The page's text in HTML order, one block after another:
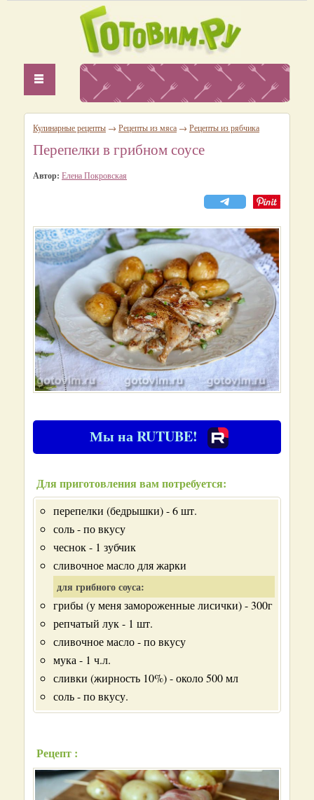
Кулинарные рецепты → Рецепты из мяса → Рецепты из рябчика
Перепелки в грибном соусе
Автор: Елена Покровская
Мы на RUTUBE!
Для приготовления вам потребуется:
перепелки (бедрышки) - 6 шт.
соль - по вкусу
чеснок - 1 зубчик
сливочное масло для жарки
для грибного соуса:
грибы (у меня замороженные лисички) - 300г
репчатый лук - 1 шт.
сливочное масло - по вкусу
мука - 1 ч.л.
сливки (жирность 10%) - около 500 мл
соль - по вкусу.
Рецепт :